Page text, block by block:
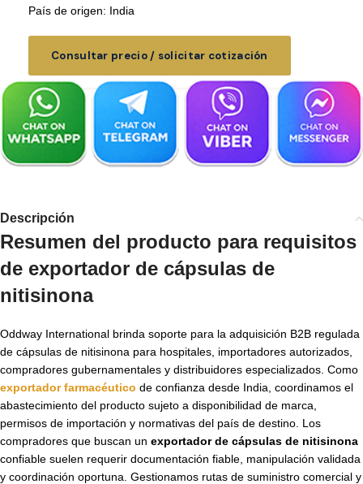
País de origen: India
Consultar precio / solicitar cotización
Descripción
Resumen del producto para requisitos
de exportador de cápsulas de
nitisinona
Oddway International brinda soporte para la adquisición B2B regulada
de cápsulas de nitisinona para hospitales, importadores autorizados,
compradores gubernamentales y distribuidores especializados. Como
exportador farmacéutico de confianza desde India, coordinamos el
abastecimiento del producto sujeto a disponibilidad de marca,
permisos de importación y normativas del país de destino. Los
compradores que buscan un exportador de cápsulas de nitisinona
confiable suelen requerir documentación fiable, manipulación validada
y coordinación oportuna. Gestionamos rutas de suministro comercial y